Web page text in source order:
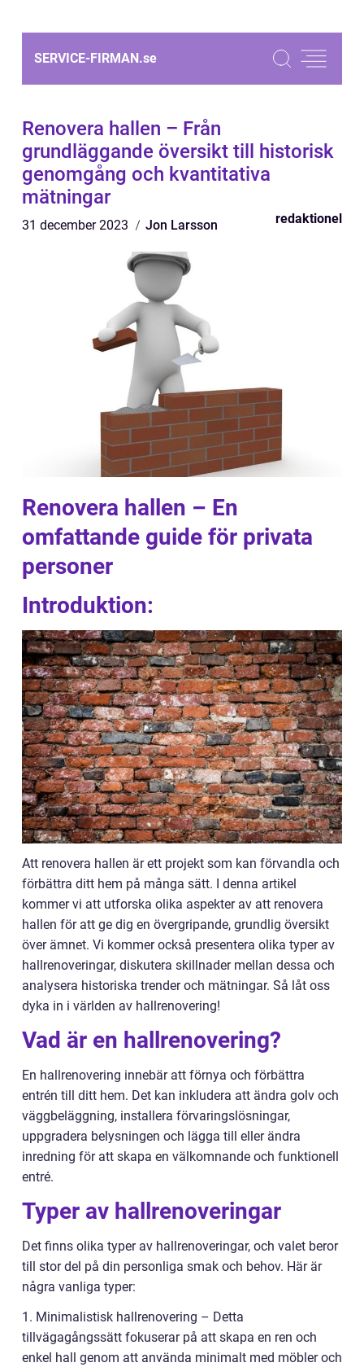
SERVICE-FIRMAN.se
Renovera hallen – Från
grundläggande översikt till historisk
genomgång och kvantitativa
mätningar
31 december 2023 Jon Larsson redaktionel
Renovera hallen – En
omfattande guide för privata
personer
Introduktion:
Att renovera hallen är ett projekt som kan förvandla och
förbättra ditt hem på många sätt. I denna artikel
kommer vi att utforska olika aspekter av att renovera
hallen för att ge dig en övergripande, grundlig översikt
över ämnet. Vi kommer också presentera olika typer av
hallrenoveringar, diskutera skillnader mellan dessa och
analysera historiska trender och mätningar. Så låt oss
dyka in i världen av hallrenovering!
Vad är en hallrenovering?
En hallrenovering innebär att förnya och förbättra
entrén till ditt hem. Det kan inkludera att ändra golv och
väggbeläggning, installera förvaringslösningar,
uppgradera belysningen och lägga till eller ändra
inredning för att skapa en välkomnande och funktionell
entré.
Typer av hallrenoveringar
Det finns olika typer av hallrenoveringar, och valet beror
till stor del på din personliga smak och behov. Här är
några vanliga typer:
1. Minimalistisk hallrenovering – Detta
tillvägagångssätt fokuserar på att skapa en ren och
enkel hall genom att använda minimalt med möbler och